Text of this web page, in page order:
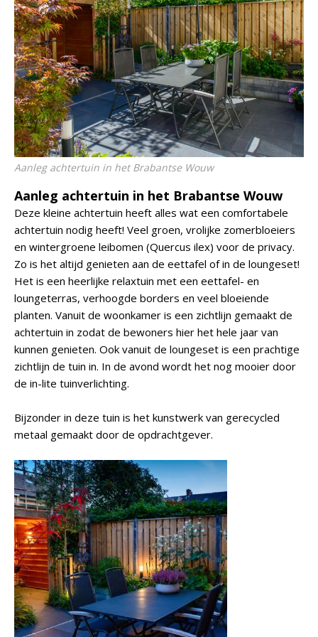
Aanleg achtertuin in het Brabantse Wouw
Aanleg achtertuin in het Brabantse Wouw
Deze kleine achtertuin heeft alles wat een comfortabele
achtertuin nodig heeft! Veel groen, vrolijke zomerbloeiers
en wintergroene leibomen (Quercus ilex) voor de privacy.
Zo is het altijd genieten aan de eettafel of in de loungeset!
Het is een heerlijke relaxtuin met een eettafel- en
loungeterras, verhoogde borders en veel bloeiende
planten. Vanuit de woonkamer is een zichtlijn gemaakt de
achtertuin in zodat de bewoners hier het hele jaar van
kunnen genieten. Ook vanuit de loungeset is een prachtige
zichtlijn de tuin in. In de avond wordt het nog mooier door
de in-lite tuinverlichting.
Bijzonder in deze tuin is het kunstwerk van gerecycled
metaal gemaakt door de opdrachtgever.